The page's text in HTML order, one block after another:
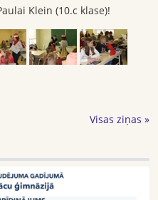
Klein (10.c klase)!
Visas ziņas »